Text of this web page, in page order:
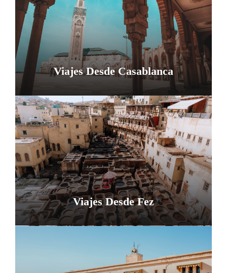
Viajes Desde Casablanca
Viajes Desde Fez